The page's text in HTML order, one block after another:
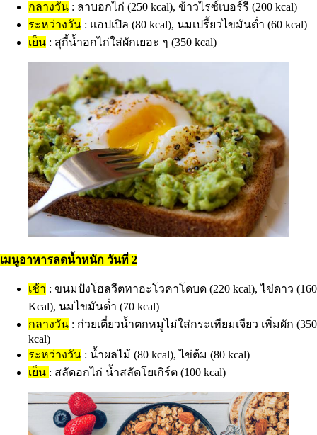
กลางวัน : ลาบอกไก่ (250 kcal), ข้าวไรซ์เบอร์รี (200 kcal)
ระหว่างวัน : แอปเปิล (80 kcal), นมเปรี้ยวไขมันต่ำ (60 kcal)
เย็น : สุกี้น้ำอกไก่ใส่ผักเยอะ ๆ ​(350 kcal)
เมนูอาหารลดน้ำหนัก วันที่ 2
เช้า : ขนมปังโฮลวีตทาอะโวคาโดบด (220 kcal), ไข่ดาว (160
Kcal), นมไขมันต่ำ (70 kcal)
กลางวัน : ก๋วยเตี๋ยวน้ำตกหมูไม่ใส่กระเทียมเจียว เพิ่มผัก (350
kcal)
ระหว่างวัน : น้ำผลไม้ (80 kcal), ไข่ต้ม (80 kcal)
เย็น : สลัดอกไก่ น้ำสลัดโยเกิร์ต (100 kcal)